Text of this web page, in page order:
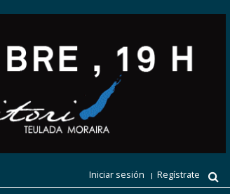
Iniciar sesión Regístrate